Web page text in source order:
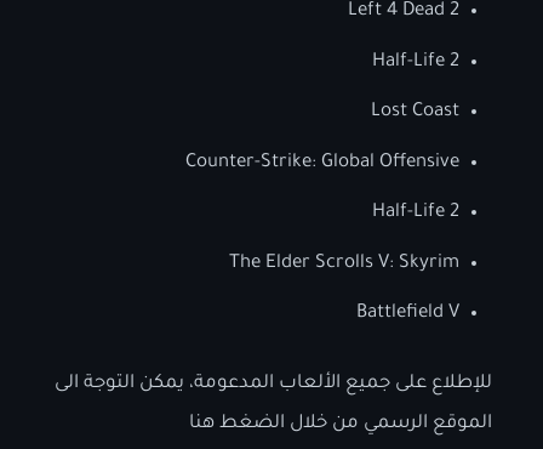
Left 4 Dead 2
Half-Life 2
Lost Coast
Counter-Strike: Global Offensive
Half-Life 2
The Elder Scrolls V: Skyrim
Battlefield V
للإطلاع على جميع الألعاب المدعومة، يمكن التوجة الى
الموقع الرسمي من خلال الضغط هنا